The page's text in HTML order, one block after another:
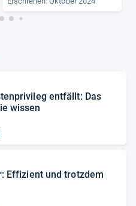
ent­fällt: Das
wis­sen
Effi­zi­ent und trotz­dem